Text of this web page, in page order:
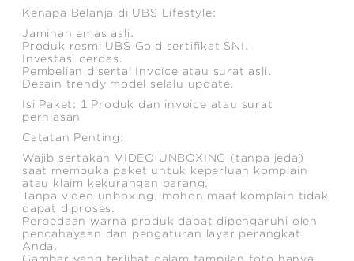
Kenapa Belanja di UBS Lifestyle:
Jaminan emas asli.
Produk resmi UBS Gold sertifikat SNI.
Investasi cerdas.
Pembelian disertai Invoice atau surat asli.
Desain trendy model selalu update.
Isi Paket: 1 Produk dan invoice atau surat
perhiasan
Catatan Penting:
Wajib sertakan VIDEO UNBOXING (tanpa jeda)
saat membuka paket untuk keperluan komplain
atau klaim kekurangan barang.
Tanpa video unboxing, mohon maaf komplain tidak
dapat diproses.
Perbedaan warna produk dapat dipengaruhi oleh
pencahayaan dan pengaturan layar perangkat
Anda.